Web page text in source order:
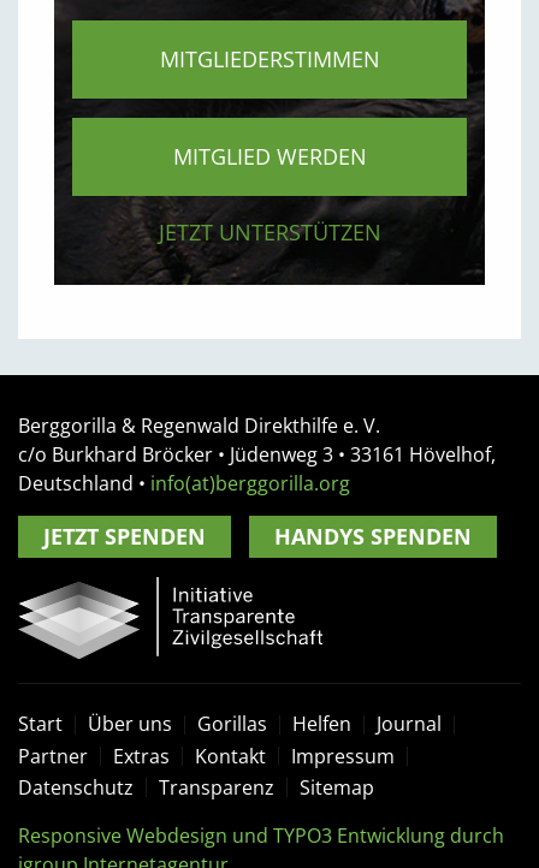
MITGLIEDERSTIMMEN
MITGLIED WERDEN
JETZT UNTERSTÜTZEN
Berggorilla & Regenwald Direkthilfe e. V.
c/o Burkhard Bröcker • Jüdenweg 3 • 33161 Hövelhof,
Deutschland • info(at)berggorilla.org
JETZT SPENDEN HANDYS SPENDEN
Start Über uns Gorillas Helfen
Journal
Partner
Extras Kontakt
Impressum
Datenschutz
Transparenz
Sitemap
Responsive Webdesign und TYPO3 Entwicklung durch